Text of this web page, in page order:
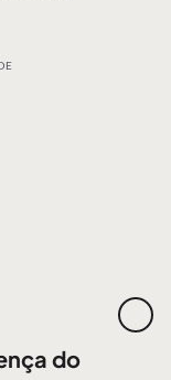
do